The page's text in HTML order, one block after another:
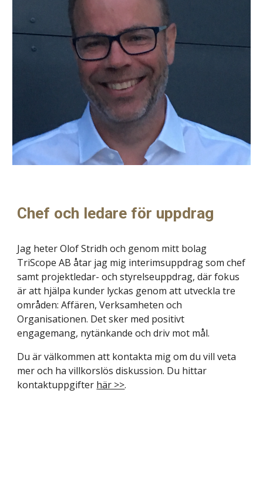
Chef och ledare för uppdrag
Jag heter Olof Stridh och genom mitt bolag
TriScope AB åtar jag mig interimsuppdrag som chef
samt projektledar- och styrelseuppdrag, där fokus
är att hjälpa kunder lyckas genom att utveckla tre
områden: Affären, Verksamheten och
Organisationen. Det sker med positivt
engagemang, nytänkande och driv mot mål.
Du är välkommen att kontakta mig om du vill veta
mer och ha villkorslös diskussion. Du hittar
kontaktuppgifter här >>.